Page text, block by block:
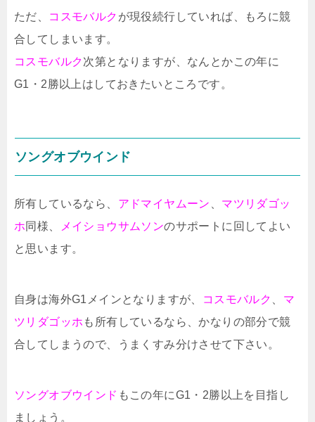
ただ、 コスモバルク が現役続行していれば、もろに競
合してしまいます。
コスモバルク次第となりますが、なんとかこの年に
G1・2勝以上はしておきたいところです。
ソングオブウインド
所有しているなら、 アドマイヤムーン
マツリダゴッ
ホ同様、 メイショウサムソンのサポートに回してよい
と思います。
自身は海外G1メインとなりますが、 コスモバルク
マ
ツリダゴッホ も所有しているなら、かなりの部分で競
合してしまうので、うまくすみ分けさせて下さい。
ソングオブウインド もこの年にG1・2勝以上を目指し
ましょう。